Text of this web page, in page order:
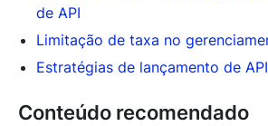
de API
Limitação de taxa no
Estratégias de lançamento de
Conteúdo recomendado